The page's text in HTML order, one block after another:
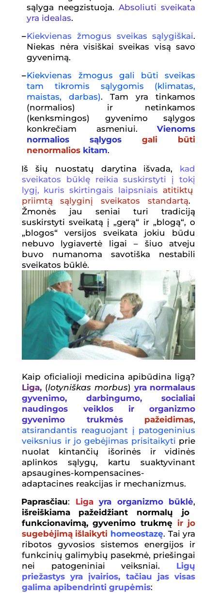
sąlyga neegzistuoja.Absoliuti sveikata
yra idealas.
–Kiekvienas žmogus sveikas sąlygiškai.
Niekas nėra visiškai sveikas visą savo
gyvenimą.
–Kiekvienas žmogus gali būti sveikas
tam tikromis sąlygomis (klimatas,
maistas, darbas). Tam yra tinkamos
(normalios) ir netinkamos
(kenksmingos) gyvenimo sąlygos
konkrečiam asmeniui.Vienoms
normalios sąlygosgali būti
nenormalios kitam.
Iš šių nuostatų darytina išvada, kad
sveikatos būklęreikia suskirstyti į tokį
lygį, kuris skirtingais laipsniais atitiktų
priimtą sąlyginį sveikatos standartą.
Žmonės jau seniai turi tradiciją
suskirstyti sveikatą į „gerą“ ir „blogą“, o
„blogos“ versijos sveikata jokiu būdu
nebuvo lygiavertė ligai – šiuo atveju
buvo numanoma savotiška nestabili
sveikatos būklė.
Kaip oficialioji medicina apibūdina ligą?
Liga, (lotyniškas morbus) yra normalaus
gyvenimo, darbingumo, socialiai
naudingos veiklos ir organizmo
gyvenimo trukmės pažeidimas,
atsirandantis reaguojant į patogeninius
veiksnius ir jo gebėjimas prisitaikyti prie
nuolat kintančių išorinės ir vidinės
aplinkos sąlygų, kartu suaktyvinant
apsaugines-kompensacines-
adaptacines reakcijas ir mechanizmus.
Paprasčiau: Liga yra organizmo būklė,
išreiškiama pažeidžiant normalų jo
funkcionavimą, gyvenimo trukmę ir jo
sugebėjimą išlaikyti homeostazę. Tai yra
ribotos gyvosios sistemos energijos ir
funkcinių galimybių pasekmė, priešingai
nei patogeniniai veiksniai. Ligų
priežastys yra įvairios, tačiau jas visas
galima apibendrinti grupėmis: